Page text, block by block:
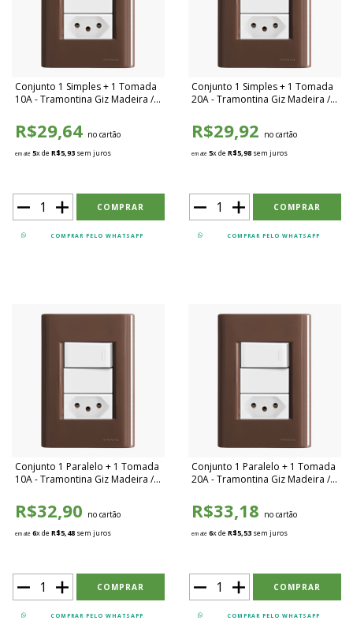
Conjunto 1 Simples + 1 Tomada
10A - Tramontina Giz Madeira /
R$29,64 no cartão
em até 5x deR$5,93 sem juros
COMPRAR PELO WHATSAPP
Conjunto 1 Simples + 1 Tomada
20A - Tramontina Giz Madeira /
R$29,92 no cartão
em até 5x deR$5,98 sem juros
COMPRAR PELO WHATSAPP
Conjunto 1 Paralelo + 1 Tomada
10A - Tramontina Giz Madeira /
R$32,90 no cartão
em até 6x deR$5,48 sem juros
COMPRAR PELO WHATSAPP
Conjunto 1 Paralelo + 1 Tomada
20A - Tramontina Giz Madeira /
R$33,18 no cartão
em até 6x deR$5,53 sem juros
COMPRAR PELO WHATSAPP